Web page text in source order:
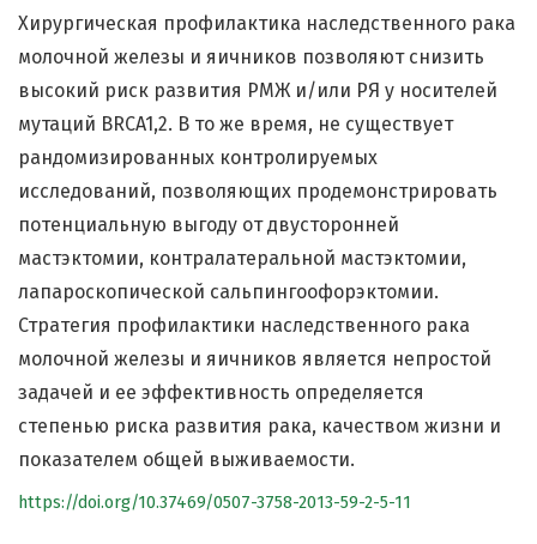
Хирургическая профилактика наследственного рака
молочной железы и яичников позволяют снизить
высокий риск развития РМЖ и/или РЯ у носителей
мутаций BRCA1,2. В то же время, не существует
рандомизированных контролируемых
исследований, позволяющих продемонстрировать
потенциальную выгоду от двусторонней
мастэктомии, контралатеральной мастэктомии,
лапароскопической сальпингоофорэктомии.
Стратегия профилактики наследственного рака
молочной железы и яичников является непростой
задачей и ее эффективность определяется
степенью риска развития рака, качеством жизни и
показателем общей выживаемости.
https://doi.org/10.37469/0507-3758-2013-59-2-5-11